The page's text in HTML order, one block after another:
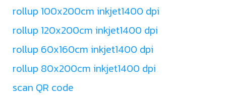
rollup 100x200cm inkjet1400 dpi
rollup 120x200cm inkjet1400 dpi
rollup 60x160cm inkjet1400 dpi
rollup 80x200cm inkjet1400 dpi
scan QR code